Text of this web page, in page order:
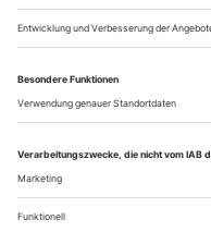
Zweieinhalb Wochen
Man fuhr zu Pina
zu sehen. Erfreute
Tanztheater-
Serpentinen, auf denen
vorüberglitten.
staunte über klassische...